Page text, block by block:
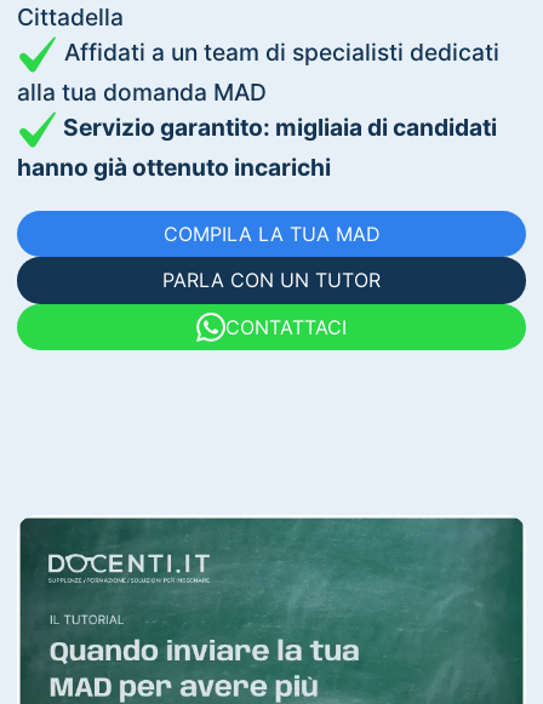
Cittadella
Affidati a un team di specialisti dedicati
alla tua domanda MAD
Servizio garantito: migliaia di candidati
hanno già ottenuto incarichi
COMPILA LA TUA MAD
PARLA CON UN TUTOR
CONTATTACI